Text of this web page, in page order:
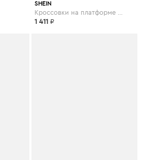
SHEIN
1 411 ₽